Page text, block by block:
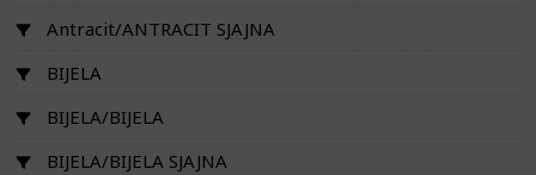
Antracit/ANTRACIT SJAJNA
BIJELA
BIJELA/BIJELA
BIJELA/BIJELA SJAJNA